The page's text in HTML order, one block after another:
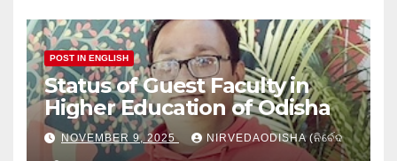
POST IN ENGLISH
Status of Guest Faculty in
Higher Education of Odisha
NOVEMBER 9, 2025 NIRVEDAODISHA (ନିର୍ବେଦ